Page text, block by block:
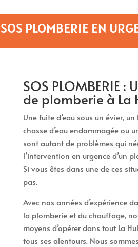
SOS PLOMBERIE EN
SOS PLOMBERIE :
de plomberie à La
Une fuite d’eau sous un évier,
chasse d’eau endommagée ou
sont autant de problèmes qui
l’intervention en urgence d’un
Si vous êtes dans une de ces
pas.
Avec nos années d’expérience
la plomberie et du chauffage,
moyens d’opérer dans tout La
tous ses alentours. Nous